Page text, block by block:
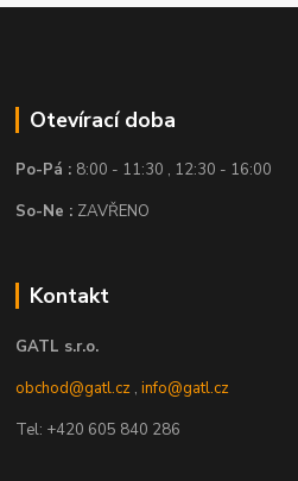
Otevírací doba
Po-Pá : 8:00 - 11:30 , 12:30 - 16:00
So-Ne : ZAVŘENO
Kontakt
GATL s.r.o.
obchod@gatl.cz ,info@gatl.cz
Tel: +420 605 840 286